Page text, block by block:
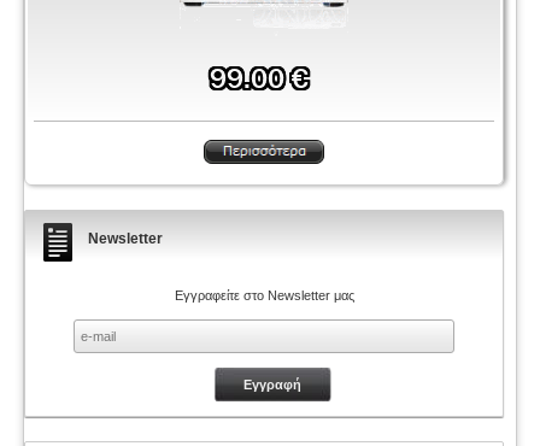
Newsletter
Εγγραφείτε στο Newsletter μας